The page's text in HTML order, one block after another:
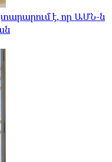
է, որ ԱՄՆ-ն